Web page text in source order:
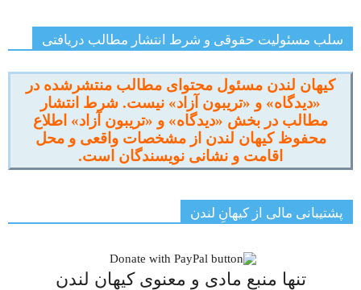
سلب مسئولیت حقوقی و شرط انتشار مطالب دریافتی
کیهان لندن مسئول محتوای مطالب منتشرشده در
«دیدگاه» و «تریبون آزاد» نیست. شرط انتشار
مطالب در بخش «دیدگاه» و «تریبون آزاد» اطلاع
محفوظ کیهان لندن از مشخصات واقعی و محل
اقامت و نشانی نویسندگان است.
پشتیبانی مالی از کیهانِ لندن
تنها منبع مادی و معنوی کیهان لندن